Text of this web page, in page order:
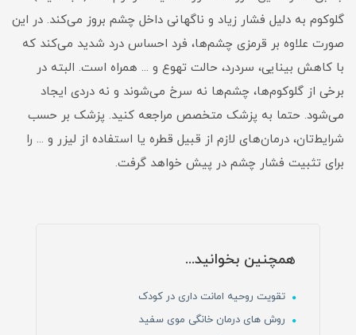
گلوکوم به دلیل فشار زیاد و ناگهانی داخل چشم بروز می‌کند. در این
صورت علاوه بر قرمزی چشم‌ها، فرد احساس درد شدید می‌کند که
با کاهش بینایی، سردرد، حالت تهوع و ... همراه است. البته در
برخی از گلوکوم‌ها، چشم‌ها نه سرخ می‌شوند و نه دردی ایجاد
می‌شود. حتما به پزشک متخصص مراجعه کنید. پزشک بر حسب
شرایط‌تان، درمان‌های لازم از قبیل قطره یا استفاده از لیزر و ... را
برای تثبیت فشار چشم در پیش خواهد گرفت.
همچنین بخوانید...
تقویت روحیه امانت داری در کودک
روش های درمان خانگی موی سفید